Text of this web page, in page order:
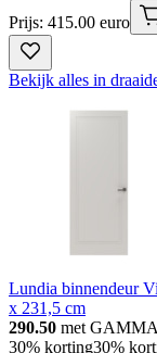
Prijs: 415.00 euro
Bekijk alles in
Lundia binnendeur
x 231,5 cm
290.50 met
30% korting30%